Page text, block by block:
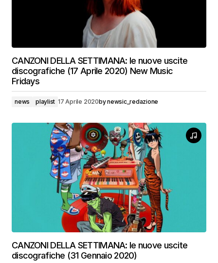
CANZONI DELLA SETTIMANA: le nuove uscite
discografiche (17 Aprile 2020) New Music
Fridays
news playlist 17 Aprile 2020bynewsic_redazione
CANZONI DELLA SETTIMANA: le nuove uscite
discografiche (31 Gennaio 2020)